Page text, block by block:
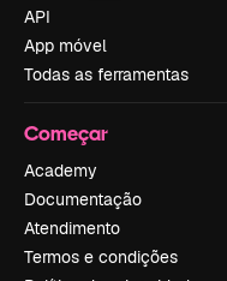
API
App móvel
Todas as ferramentas
Começar
Academy
Documentação
Atendimento
Termos e condições